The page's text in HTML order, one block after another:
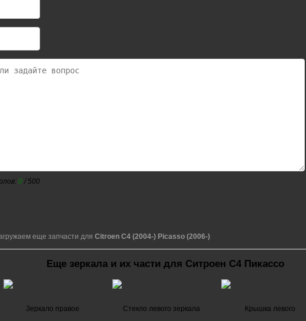
0/ 500
еще запчасти для Citroen C4 (2004-) Picasso (2006-)
Еще зеркала и их части для Ситроен С4 Пикассо